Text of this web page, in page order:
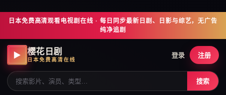
日本免费高清观看电视剧在线 · 每日同步最新日剧、日影与综艺，无广告
纯净追剧
▶ 樱花日剧
日本免费高清在线
搜索
登录 注册